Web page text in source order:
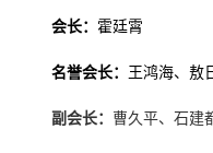
会长： 霍廷霄
名誉会长： 王鸿海、敖
副会长： 曹久平、石建